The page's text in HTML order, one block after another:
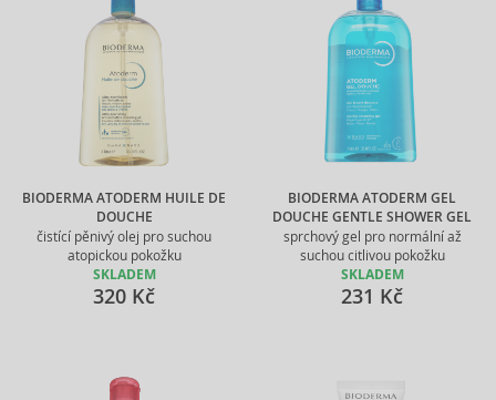
BIODERMA ATODERM HUILE DE
DOUCHE
čistící pěnivý olej pro suchou
atopickou pokožku
SKLADEM
320 Kč
BIODERMA ATODERM GEL
DOUCHE GENTLE SHOWER GEL
sprchový gel pro normální až
suchou citlivou pokožku
SKLADEM
231 Kč